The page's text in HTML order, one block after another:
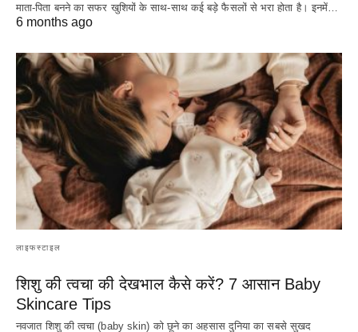
माता-पिता बनने का सफर खुशियों के साथ-साथ कई बड़े फैसलों से भरा होता है। इनमें…
6 months ago
लाइफस्टाइल
शिशु की त्वचा की देखभाल कैसे करें? 7 आसान Baby
Skincare Tips
नवजात शिशु की त्वचा (baby skin) को छूने का अहसास दुनिया का सबसे सुखद